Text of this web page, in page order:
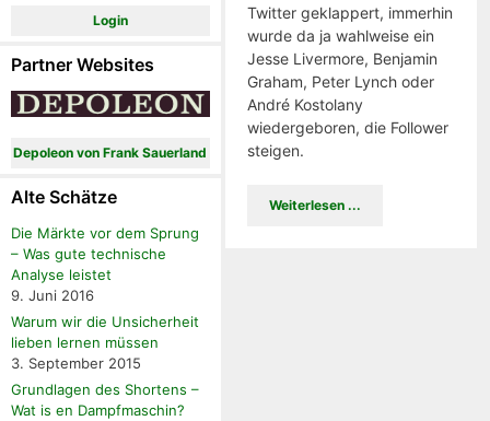
Twitter geklappert, immerhin
wurde da ja wahlweise ein
Jesse Livermore, Benjamin
Graham, Peter Lynch oder
André Kostolany
wiedergeboren, die Follower
steigen.
Weiterlesen ...
Login
Partner Websites
Depoleon von Frank Sauerland
Alte Schätze
Die Märkte vor dem Sprung
– Was gute technische
Analyse leistet
9. Juni 2016
Warum wir die Unsicherheit
lieben lernen müssen
3. September 2015
Grundlagen des Shortens –
Wat is en Dampfmaschin?